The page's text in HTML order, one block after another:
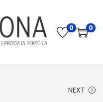
0 0
NEXT